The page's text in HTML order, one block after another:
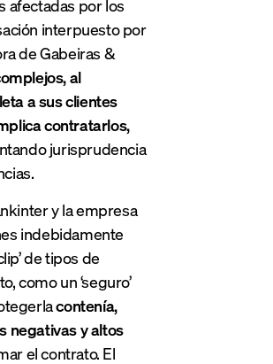
afectadas por los
interpuesto por
de Gabeiras &
al
a sus clientes
contratarlos,
jurisprudencia
y la empresa
indebidamente
de tipos de
como un ‘seguro’
contenía,
negativas y altos
el contrato. El